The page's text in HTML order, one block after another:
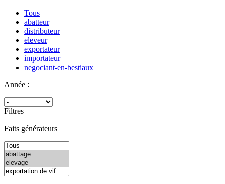
Tous
abatteur
distributeur
eleveur
exportateur
importateur
negociant-en-bestiaux
Année :
Filtres
Faits générateurs